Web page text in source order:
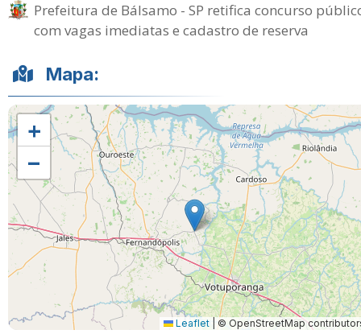
Prefeitura de Bálsamo - SP retifica concurso
com vagas imediatas e cadastro de reserva
Mapa:
+
−
Leaflet © OpenStreetMap